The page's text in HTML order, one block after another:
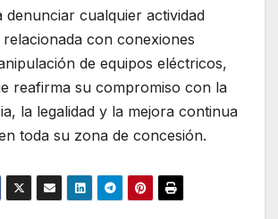
denunciar cualquier actividad
con conexiones
de equipos eléctricos,
reafirma su compromiso con la
la legalidad y la mejora continua
toda su zona de concesión.